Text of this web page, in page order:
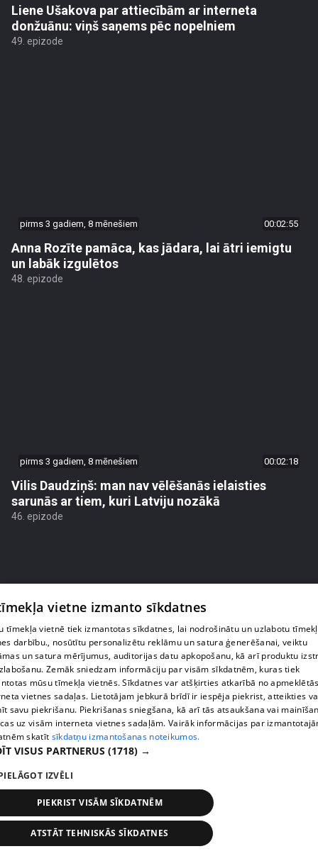
Liene Ušakova par attiecībām ar interneta
donžuānu: viņš saņems pēc nopelniem
49. epizode
pirms 3 gadiem, 8 mēnešiem 00:02:55
Anna Rozīte pamāca, kas jādara, lai ātri iemigtu
un labāk izgulētos
48. epizode
pirms 3 gadiem, 8 mēnešiem 00:02:18
Vilis Daudziņš: man nav vēlēšanās ielaisties
sarunās ar tiem, kuri Latviju nozākā
46. epizode
pirms 3 gadiem, 8 mēnešiem 00:04:16
Lai mierīgas debesis - sabiedrībā mīlētas
personības sveic valsts svētkos
65. epizode
vietne izmanto sīkdatnes
tīmekļa vietnē tiek izmantotas sīkdatnes, lai nodrošinātu un uzlabotu
darbību., nosūtītu personalizētu reklāmu un satura ģenerēšanai, veiktu
un satura mērījumus, auditorijas datu apkopošanu, kā arī produktu
Zemāk sniedzam informāciju par visām sīkdatnēm, kuras tiek
mūsu tīmekļa vietnēs. Sīkdatnes var atšķirties atkarībā no
vietnes sadaļas. Lietotājam jebkurā brīdī ir iespēja piekrist, atteikties
savu piekrišanu. Piekrišanas sniegšana, kā arī tās atsaukšana vai
uz visām interneta vietnes sadaļām. Vairāk informācijas par
skatīt sīkdatņu izmantošanas noteikumos.
VISUS PARTNERUS (1718) →
IZVĒLI
PIEKRIST VISĀM SĪKDATNĒM
ATSTĀT TEHNISKĀS SĪKDATNES